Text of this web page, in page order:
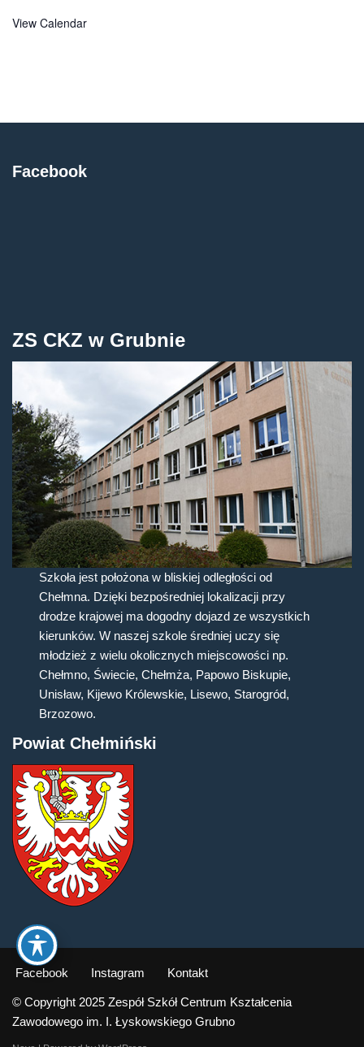
View Calendar
Facebook
ZS CKZ w Grubnie
Szkoła jest położona w bliskiej odległości od
Chełmna. Dzięki bezpośredniej lokalizacji przy
drodze krajowej ma dogodny dojazd ze wszystkich
kierunków. W naszej szkole średniej uczy się
młodzież z wielu okolicznych miejscowości np.
Chełmno, Świecie, Chełmża, Papowo Biskupie,
Unisław, Kijewo Królewskie, Lisewo, Starogród,
Brzozowo.
Powiat Chełmiński
Facebook Instagram Kontakt
© Copyright 2025 Zespół Szkół Centrum Kształcenia
Zawodowego im. I. Łyskowskiego Grubno